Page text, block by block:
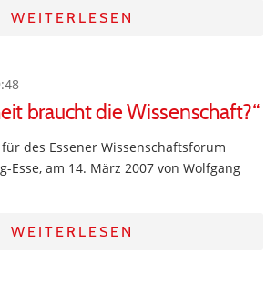
WEITERLESEN
braucht die Wissenschaft?“
des Essener Wissenschaftsforum
Esse, am 14. März 2007 von Wolfgang
WEITERLESEN